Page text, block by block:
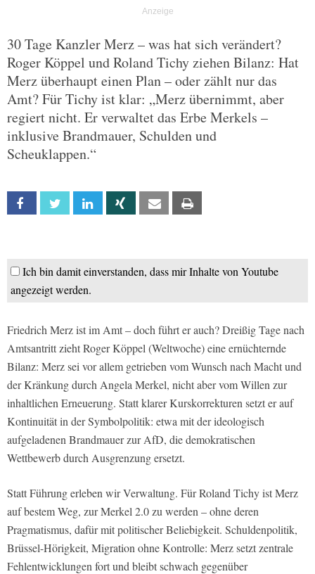
30 Tage Kanzler Merz – was hat sich verändert?
Roger Köppel und Roland Tichy ziehen Bilanz: Hat
Merz überhaupt einen Plan – oder zählt nur das
Amt? Für Tichy ist klar: „Merz übernimmt, aber
regiert nicht. Er verwaltet das Erbe Merkels –
inklusive Brandmauer, Schulden und
Scheuklappen.“
Facebook Twitter Linkedin Xing Email
Ich bin damit einverstanden, dass mir Inhalte von Youtube
angezeigt werden.
Friedrich Merz ist im Amt – doch führt er auch? Dreißig Tage nach
Amtsantritt zieht Roger Köppel (Weltwoche) eine ernüchternde
Bilanz: Merz sei vor allem getrieben vom Wunsch nach Macht und
der Kränkung durch Angela Merkel, nicht aber vom Willen zur
inhaltlichen Erneuerung. Statt klarer Kurskorrekturen setzt er auf
Kontinuität in der Symbolpolitik: etwa mit der ideologisch
aufgeladenen Brandmauer zur AfD, die demokratischen
Wettbewerb durch Ausgrenzung ersetzt.
Statt Führung erleben wir Verwaltung. Für Roland Tichy ist Merz
auf bestem Weg, zur Merkel 2.0 zu werden – ohne deren
Pragmatismus, dafür mit politischer Beliebigkeit. Schuldenpolitik,
Brüssel-Hörigkeit, Migration ohne Kontrolle: Merz setzt zentrale
Fehlentwicklungen fort und bleibt schwach gegenüber